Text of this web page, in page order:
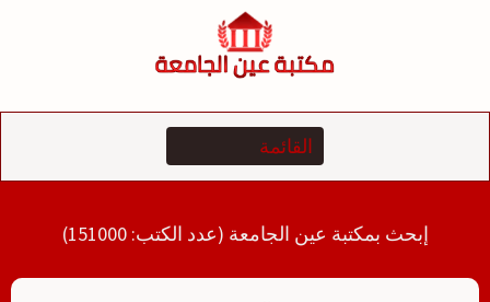
إبحث بمكتبة عين الجامعة (عدد الكتب: 151000)